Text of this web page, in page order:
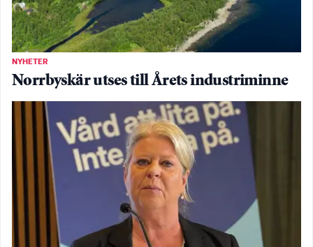
NYHETER
Norrbyskär utses till Årets industriminne